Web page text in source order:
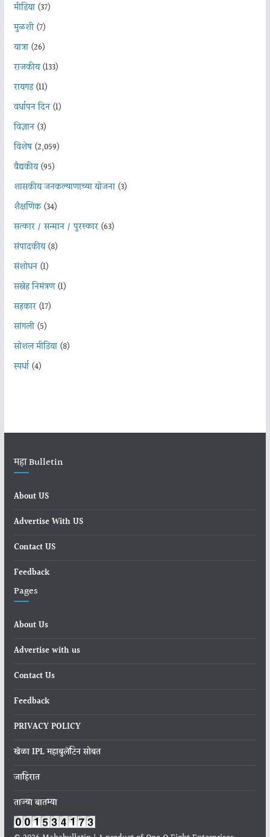
मीडिया(37)
मुळशी(7)
यात्रा(26)
राजकीय(133)
रायगड(11)
वर्धापन दिन(1)
विज्ञान(3)
विशेष(2,059)
वैद्यकीय(95)
शासकीय जनकल्याणाच्या योजना(3)
शैक्षणिक(34)
सत्कार / सन्मान / पुरस्कार(63)
संपादकीय(8)
संशोधन(1)
सस्नेह निमंत्रण(1)
सहकार(17)
सांगली(5)
सोशल मीडिया(8)
स्पर्धा(4)
महा Bulletin
About US
Advertise With US
Contact US
Feedback
Pages
About Us
Advertise with us
Contact Us
Feedback
PRIVACY POLICY
खेळा IPL महाबुलेटिन सोबत
जाहिरात
ताज्या बातम्या